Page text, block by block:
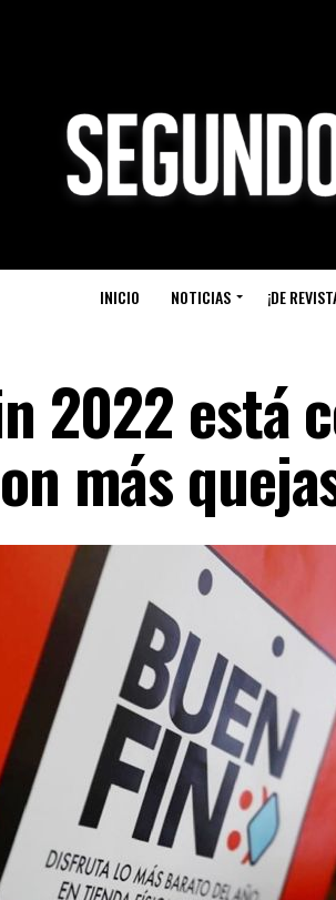
INICIO NOTICIAS ¡DE
2022 está
más